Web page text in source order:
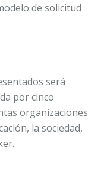
de solicitud
será
por cinco
organizaciones
la sociedad,